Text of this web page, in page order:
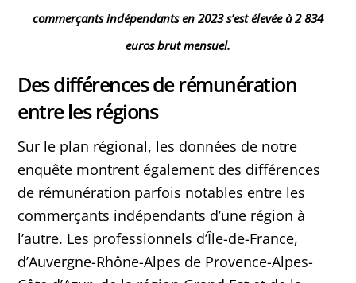
commerçants indépendants en 2023 s’est élevée à 2 834
euros brut mensuel.
Des différences de rémunération
entre les régions
Sur le plan régional, les données de notre
enquête montrent également des différences
de rémunération parfois notables entre les
commerçants indépendants d’une région à
l’autre. Les professionnels d’Île-de-France,
d’Auvergne-Rhône-Alpes de Provence-Alpes-